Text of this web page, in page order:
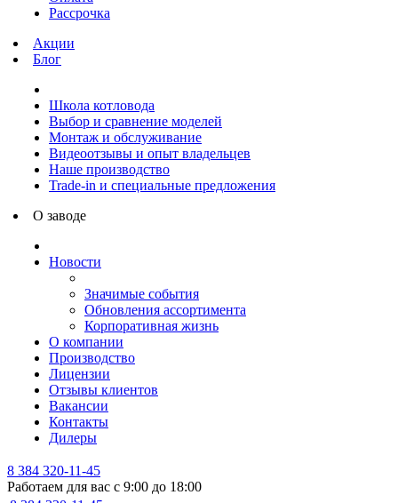
Рассрочка
Акции
Блог
Школа котловода
Выбор и сравнение моделей
Монтаж и обслуживание
Видеоотзывы и опыт владельцев
Наше производство
Trade-in и специальные предложения
О заводе
Новости
Значимые события
Обновления ассортимента
Корпоративная жизнь
О компании
Производство
Лицензии
Отзывы клиентов
Вакансии
Контакты
Дилеры
8 384 320-11-45
Работаем для вас с 9:00 до 18:00